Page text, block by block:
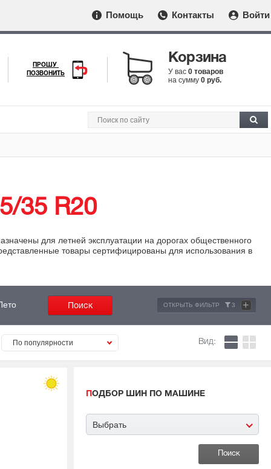
Помощь Контакты Войти
ПРОШУ
ПОЗВОНИТЬ
Корзина
У вас 0 товаров
на сумму 0 руб.
35 R20
для летней эксплуатации на дорогах общественного
товары сертифицированы для использования в
ОТКРЫТЬ ФИЛЬТР 3 +
По популярности Вид:
ПОДБОР ШИН ПО МАШИНЕ
Выбрать